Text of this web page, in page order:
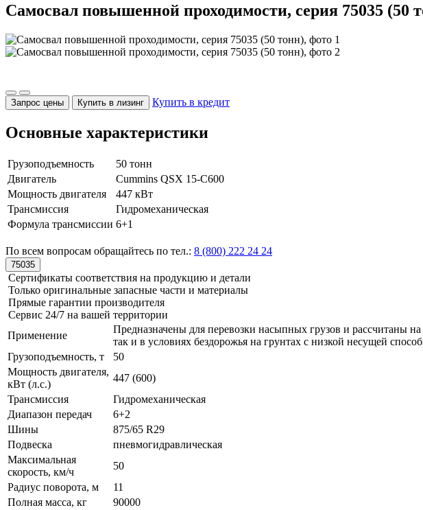
Самосвал повышенной проходимости, серия 75035 (50
Запрос цены Купить в лизинг Купить в кредит
Основные характеристики
Грузоподъемность
50 тонн
Двигатель
Cummins QSX 15-С600
Мощность двигателя
447 кВт
Трансмиссия
Гидромеханическая
Формула трансмиссии 6+1
По всем вопросам обращайтесь по тел.: 8 (800) 222 24 24
75035
Сертификаты соответствия на продукцию и детали
Только оригинальные запасные части и материалы
Прямые гарантии производителя
Сервис 24/7 на вашей территории
Применение
Предназначены для перевозки насыпных грузов и рассчитаны
так и в условиях бездорожья на грунтах с низкой несущей
Грузоподъемность, т
50
Мощность двигателя,
кВт (л.с.)
447 (600)
Трансмиссия
Гидромеханическая
Диапазон передач
6+2
Шины
875/65 R29
Подвеска
пневмогидравлическая
Максимальная
скорость, км/ч
50
Радиус поворота, м
11
Полная масса, кг
90000